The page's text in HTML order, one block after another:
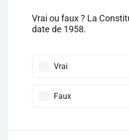
Vrai ou faux ? La
date de 1958.
Vrai
Faux